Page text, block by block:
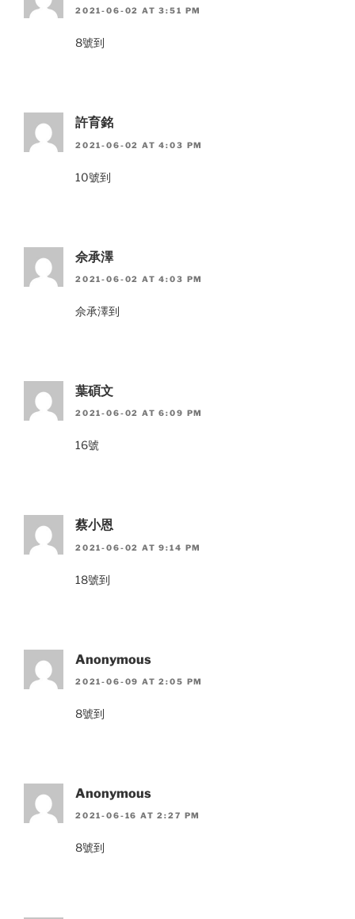
2021-06-02 AT 3:51 PM
8號到
許育銘
2021-06-02 AT 4:03 PM
10號到
佘承澤
2021-06-02 AT 4:03 PM
佘承澤到
葉碩文
2021-06-02 AT 6:09 PM
16號
蔡小恩
2021-06-02 AT 9:14 PM
18號到
Anonymous
2021-06-09 AT 2:05 PM
8號到
Anonymous
2021-06-16 AT 2:27 PM
8號到